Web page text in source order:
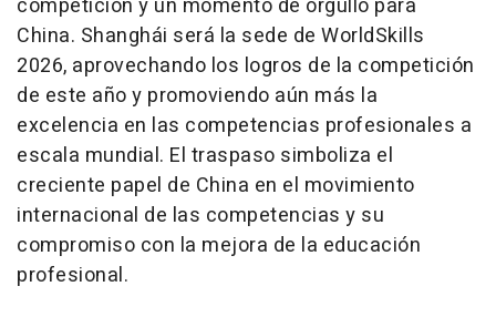
competición y un momento de orgullo para
China. Shanghái será la sede de WorldSkills
2026, aprovechando los logros de la competición
de este año y promoviendo aún más la
excelencia en las competencias profesionales a
escala mundial. El traspaso simboliza el
creciente papel de China en el movimiento
internacional de las competencias y su
compromiso con la mejora de la educación
profesional.